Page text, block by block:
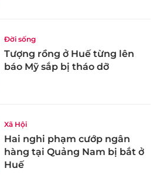
Đời sống
Tượng rồng ở Huế từng lên
báo Mỹ sắp bị tháo dỡ
Xã Hội
Hai nghi phạm cướp ngân
hàng tại Quảng Nam bị bắt ở
Huế